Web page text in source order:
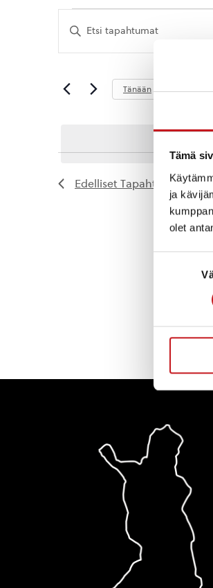
Tämä
ja
olet
Tapahtumat
Tapahtumat
Etsi
Näkymät
Syötä
hakusana.
Etsi
hakusanalla.
Tänään
Edelliset Tapahtumat